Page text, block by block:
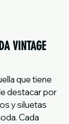
VINTAGE
que tiene
destacar por
y siluetas
Cada